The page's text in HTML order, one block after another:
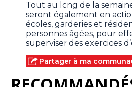
Tout au long de la
seront également en
écoles, garderies et
personnes âgées, pour
superviser des exercices
Partager à ma